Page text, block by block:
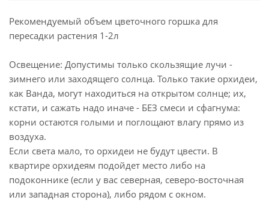
Рекомендуемый объем цветочного горшка для
пересадки растения 1-2л
Освещение: Допустимы только скользящие лучи -
зимнего или заходящего солнца. Только такие орхидеи,
как Ванда, могут находиться на открытом солнце; их,
кстати, и сажать надо иначе - БЕЗ смеси и сфагнума:
корни остаются голыми и поглощают влагу прямо из
воздуха.
Если света мало, то орхидеи не будут цвести. В
квартире орхидеям подойдет место либо на
подоконнике (если у вас северная, северо-восточная
или западная сторона), либо рядом с окном.